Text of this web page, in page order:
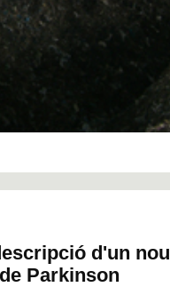
d'un nou
Parkinson